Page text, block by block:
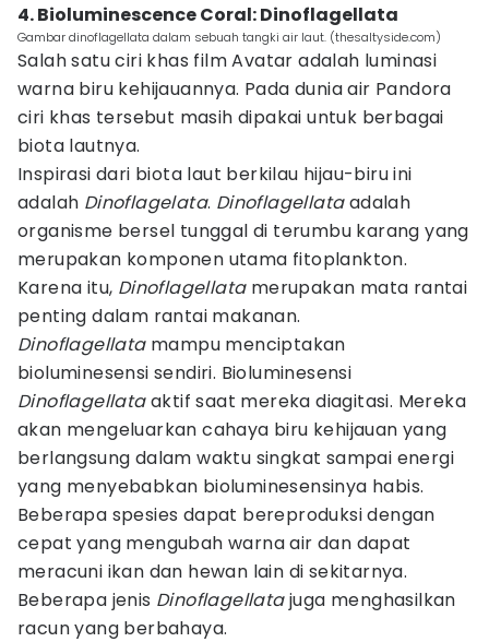
4. Bioluminescence Coral: Dinoflagellata
Gambar dinoflagellata dalam sebuah tangki air laut. (thesaltyside.com)
Salah satu ciri khas film Avatar adalah luminasi
warna biru kehijauannya. Pada dunia air Pandora
ciri khas tersebut masih dipakai untuk berbagai
biota lautnya.
Inspirasi dari biota laut berkilau hijau-biru ini
adalah Dinoflagelata. Dinoflagellataadalah
organisme bersel tunggal di terumbu karang yang
merupakan komponen utama fitoplankton.
Karena itu, Dinoflagellatamerupakan mata rantai
penting dalam rantai makanan.
Dinoflagellatamampu menciptakan
bioluminesensi sendiri. Bioluminesensi
Dinoflagellataaktif saat mereka diagitasi. Mereka
akan mengeluarkan cahaya biru kehijauan yang
berlangsung dalam waktu singkat sampai energi
yang menyebabkan bioluminesensinya habis.
Beberapa spesies dapat bereproduksi dengan
cepat yang mengubah warna air dan dapat
meracuni ikan dan hewan lain di sekitarnya.
Beberapa jenis Dinoflagellatajuga menghasilkan
racun yang berbahaya.